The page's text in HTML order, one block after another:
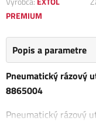
PREMIUM
Popis a parametre
Pneumatický rázový
8865004
Pneumatický rázový
povoľovanie